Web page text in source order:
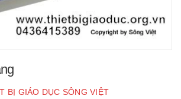
BỊ GIÁO DỤC SÔNG VIỆT